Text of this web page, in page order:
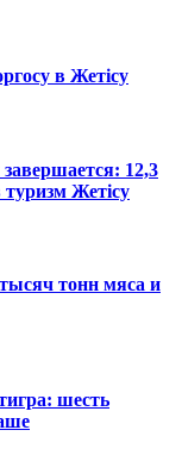
в Жетісу
12,3
Жетісу
тонн мяса и
шесть